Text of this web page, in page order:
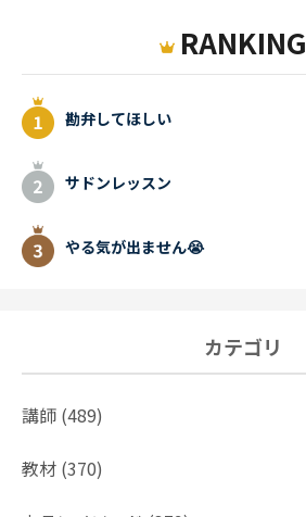
RANKING
勘弁してほしい
サドンレッスン
やる気が出ません😭
カテゴリ
講師 (489)
教材 (370)